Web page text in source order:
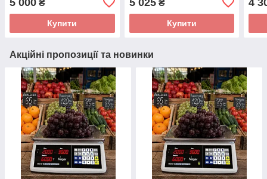
₴
Купити
₴
Купити
Акційні пропозиції та новинки